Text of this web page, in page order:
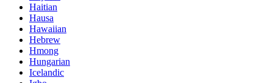
Haitian
Hausa
Hawaiian
Hebrew
Hmong
Hungarian
Icelandic